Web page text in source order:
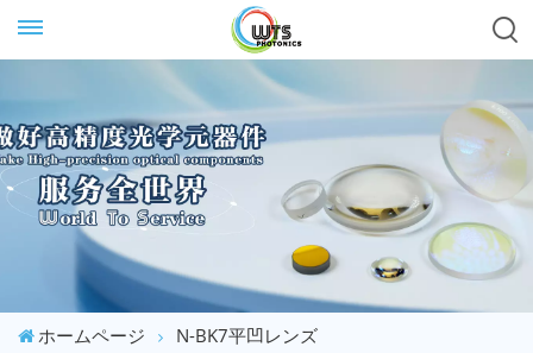
ホームページ N-BK7平凹レンズ